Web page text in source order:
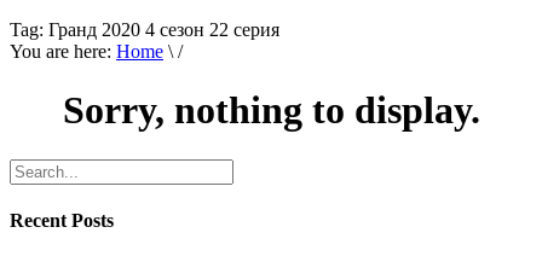
Tag: Гранд 2020 4 сезон 22 серия
You are here: Home \ /
Sorry, nothing to display.
Recent Posts